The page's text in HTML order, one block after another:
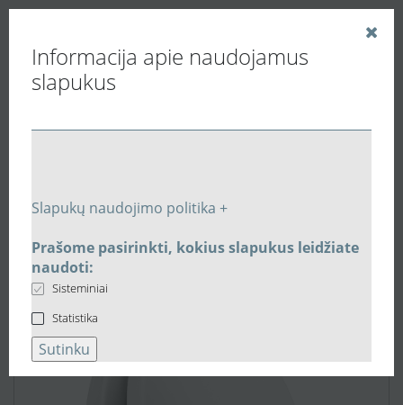
Informacija apie naudojamus
slapukus
Slapukų naudojimo politika +
Prašome pasirinkti, kokius slapukus leidžiate
naudoti:
Sisteminiai
Statistika
Sutinku
Vedinu.LT
Vėdinimo grotelės ir difuzoriai
Akustinis Ø125mm pilno uždarymo metalinis difuzorius
su tvirtinimo žiedu KNI-RMI-125